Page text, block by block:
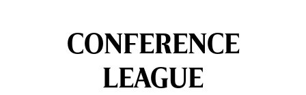
CONFERENCE
LEAGUE